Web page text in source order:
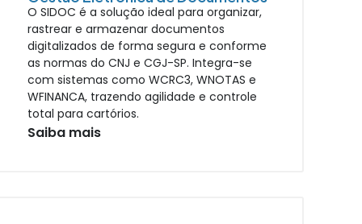
O SIDOC é a solução ideal para organizar,
rastrear e armazenar documentos
digitalizados de forma segura e conforme
as normas do CNJ e CGJ-SP. Integra-se
com sistemas como WCRC3, WNOTAS e
WFINANCA, trazendo agilidade e controle
total para cartórios.
Saiba mais